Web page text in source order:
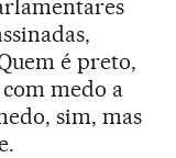
é preto,
medo a
sim, mas